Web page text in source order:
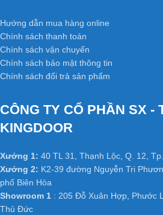
và không bị hiện tượng hở các mối
thay đổi nhiệt độ và có khả năng chống
+ Cách âm cách nhiệt tốt
Do kết cấu khung xương tạo ra nên có
trọng công trình.
Ứng dụng
Melaminetrong nội
Cửa gỗ công nghiệp MDF Melamine
dụng gỗ tự nhiên để làm các loại cửa
Hướng dẫn mua hàng online
Chính sách thanh toán
Chính sách vận chuyển
Chính sách bảo mật thông tin
Chính sách đổi trả sản phẩm
CÔNG TY CỔ PHẦN SX -
KINGDOOR
Xưởng 1: 40 TL 31, Thạnh Lộc, Q. 12,
Xưởng 2: K2-39 đường Nguyễn Tri
phố Biên Hòa
Showroom 1 : 205 Đỗ Xuân Hợp, Phước
Thủ Đức